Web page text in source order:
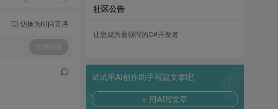
切换为时间正序
发表回复
社区公告
让您成为最强悍的C#开发者
试试用AI创作助手写篇文章吧
+ 用AI写文章